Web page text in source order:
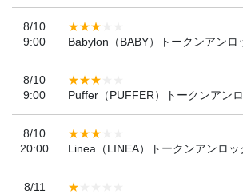
8/10
9:00
Babylon（BABY）トークンアンロ
8/10
9:00
Puffer（PUFFER）トークンアン
8/10
20:00
Linea（LINEA）トークンアンロッ
8/11